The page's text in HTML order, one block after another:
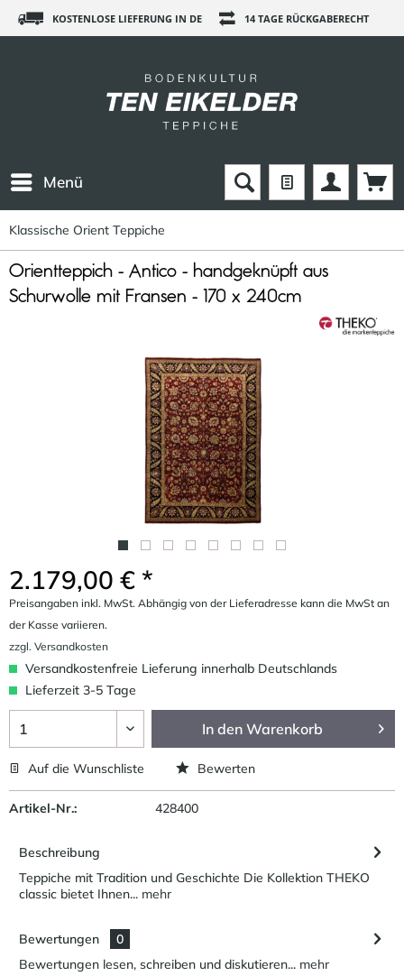
KOSTENLOSE LIEFERUNG IN DE 14 TAGE RÜCKGABERECHT
Menü
Klassische Orient Teppiche
Orientteppich - Antico - handgeknüpft aus
Schurwolle mit Fransen - 170 x 240cm
2.179,00 € *
Preisangaben inkl. MwSt. Abhängig von der Lieferadresse kann die MwSt an
der Kasse variieren.
zzgl. Versandkosten
Versandkostenfreie Lieferung innerhalb Deutschlands
Lieferzeit 3-5 Tage
In den Warenkorb
Auf die Wunschliste Bewerten
Artikel-Nr.: 428400
Beschreibung
Teppiche mit Tradition und Geschichte Die Kollektion THEKO
classic bietet Ihnen... mehr
Bewertungen
0
Bewertungen lesen, schreiben und diskutieren... mehr